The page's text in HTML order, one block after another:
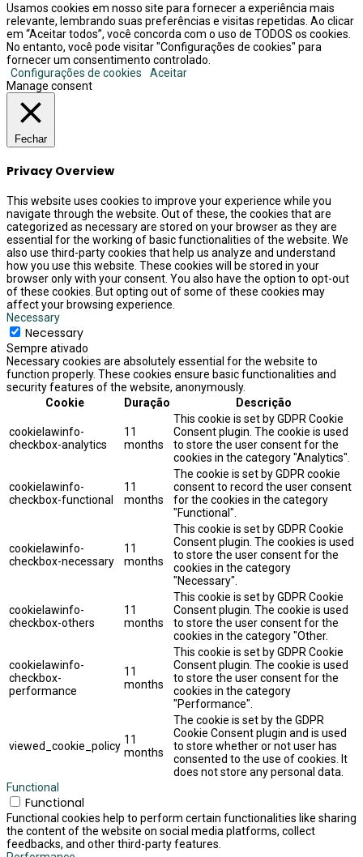
Usamos cookies em nosso site para fornecer a experiência mais
relevante, lembrando suas preferências e visitas repetidas. Ao clicar
em “Aceitar todos”, você concorda com o uso de TODOS os cookies.
No entanto, você pode visitar "Configurações de cookies" para
fornecer um consentimento controlado.
Configurações de cookies
Aceitar
Manage consent
Fechar
Privacy Overview
This website uses cookies to improve your experience while you
navigate through the website. Out of these, the cookies that are
categorized as necessary are stored on your browser as they are
essential for the working of basic functionalities of the website. We
also use third-party cookies that help us analyze and understand
how you use this website. These cookies will be stored in your
browser only with your consent. You also have the option to opt-out
of these cookies. But opting out of some of these cookies may
affect your browsing experience.
Necessary
Necessary
Sempre ativado
Necessary cookies are absolutely essential for the website to
function properly. These cookies ensure basic functionalities and
security features of the website, anonymously.
Cookie
Duração Descrição
cookielawinfo-
checkbox-analytics
11
months
This cookie is set by GDPR Cookie
Consent plugin. The cookie is used
to store the user consent for the
cookies in the category "Analytics".
cookielawinfo-
checkbox-functional
11
months
The cookie is set by GDPR cookie
consent to record the user consent
for the cookies in the category
"Functional".
cookielawinfo-
checkbox-necessary
11
months
This cookie is set by GDPR Cookie
Consent plugin. The cookies is used
to store the user consent for the
cookies in the category
"Necessary".
cookielawinfo-
checkbox-others
11
months
This cookie is set by GDPR Cookie
Consent plugin. The cookie is used
to store the user consent for the
cookies in the category "Other.
cookielawinfo-
checkbox-
performance
11
months
This cookie is set by GDPR Cookie
Consent plugin. The cookie is used
to store the user consent for the
cookies in the category
"Performance".
viewed_cookie_policy 11
months
The cookie is set by the GDPR
Cookie Consent plugin and is used
to store whether or not user has
consented to the use of cookies. It
does not store any personal data.
Functional
Functional
Functional cookies help to perform certain functionalities like sharing
the content of the website on social media platforms, collect
feedbacks, and other third-party features.